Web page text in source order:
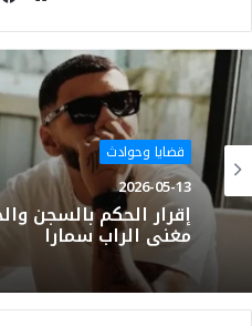
قضايا وحوادث
2026-05-13
إقرار الحكم بالسجن
مغني الراب سمارا